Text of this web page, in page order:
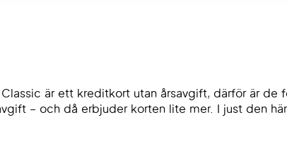
. Classic är ett kreditkort utan årsavgift, därför är de
– och då erbjuder korten lite mer. I just den